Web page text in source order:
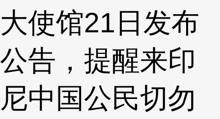
大使馆21日发布
公告，提醒来印
尼中国公民切勿